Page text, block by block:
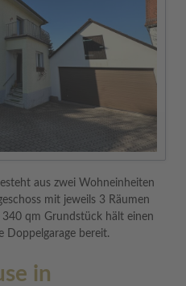
aus zwei Wohneinheiten
mit jeweils 3 Räumen
qm Grundstück hält einen
Doppelgarage bereit.
in